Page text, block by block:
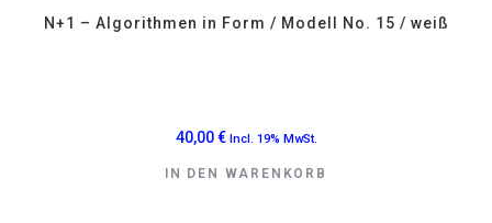
N+1 – Algorithmen in Form / Modell No. 15 / weiß
40,00€ Incl. 19% MwSt.
IN DEN WARENKORB